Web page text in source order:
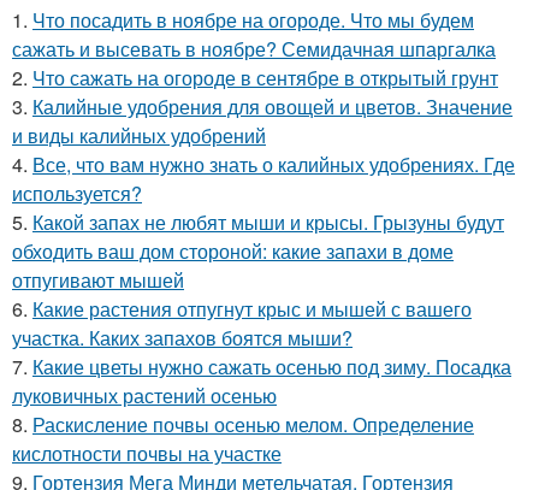
1. Что посадить в ноябре на огороде. Что мы будем
сажать и высевать в ноябре? Семидачная шпаргалка
2. Что сажать на огороде в сентябре в открытый грунт
3. Калийные удобрения для овощей и цветов. Значение
и виды калийных удобрений
4. Все, что вам нужно знать о калийных удобрениях. Где
используется?
5. Какой запах не любят мыши и крысы. Грызуны будут
обходить ваш дом стороной: какие запахи в доме
отпугивают мышей
6. Какие растения отпугнут крыс и мышей с вашего
участка. Каких запахов боятся мыши?
7. Какие цветы нужно сажать осенью под зиму. Посадка
луковичных растений осенью
8. Раскисление почвы осенью мелом. Определение
кислотности почвы на участке
9. Гортензия Мега Минди метельчатая. Гортензия